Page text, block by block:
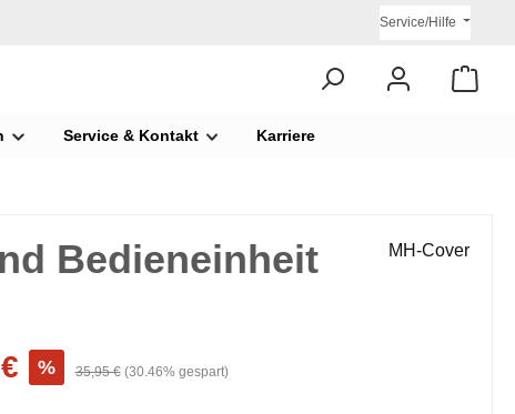
Service/Hilfe
Service & Kontakt Karriere
Bedieneinheit MH-Cover
% 35,95 € (30.46% gespart)